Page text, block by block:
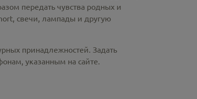
передать чувства родных и
, свечи, лампады и другую
принадлежностей. Задать
указанным на сайте.